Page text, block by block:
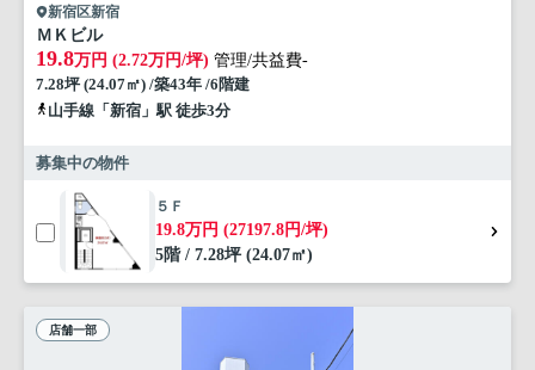
新宿区新宿
ＭＫビル
19.8万円 (2.72万円/坪) 管理/共益費-
7.28坪 (24.07㎡) /築43年 /6階建
山手線「新宿」駅 徒歩3分
募集中の物件
５Ｆ
19.8万円 (27197.8円/坪)
5階 / 7.28坪 (24.07㎡)
店舗一部